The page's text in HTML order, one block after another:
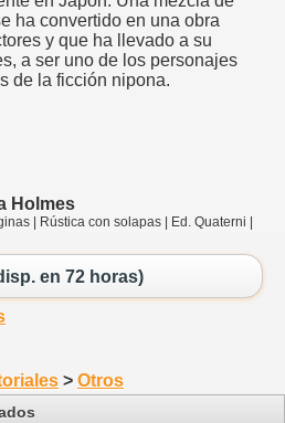
ha convertido en una obra
y que ha llevado a su
a ser uno de los personajes
de la ficción nipona.
Holmes
| Rústica con solapas | Ed. Quaterni |
en 72 horas)
> Otros